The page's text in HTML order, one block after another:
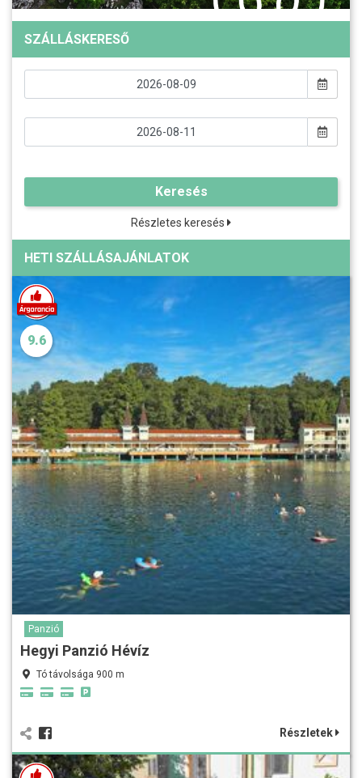
SZÁLLÁSKERESŐ
Keresés
Részletes keresés
HETI SZÁLLÁSAJÁNLATOK
9.6
Panzió
Hegyi Panzió Hévíz
Tó távolsága 900 m
Részletek